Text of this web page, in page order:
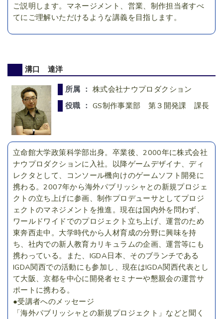
ご説明します。マネージメント、営業、制作担当者すべ
てにご理解いただけるような講義を目指します。
溝口 達洋
所属 ： 株式会社ナウプロダクション
役職 ： GS制作事業部 第３開発課 課長
立命館大学政策科学部出身。卒業後、2000年に株式会社
ナウプロダクションに入社。以降ゲームデザイナ、ディ
レクタとして、コンソール機向けのゲームソフト開発に
携わる。2007年から海外パブリッシャとの新規プロジェ
クトの立ち上げに参画、制作プロデューサとしてプロジ
ェクトのマネジメントを推進。現在は国内外を問わず、
ワールドワイドでのプロジェクト立ち上げ、運営のため
東奔西走中。大学時代から人材育成の分野に興味を持
ち、社内での新人教育カリキュラムの企画、運営等にも
携わっている。また、IGDA日本、そのブランチである
IGDA関西での活動にも参加し、現在はIGDA関西代表とし
て大阪、京都を中心に開発者セミナーや懇親会の運営サ
ポートに携わる。
●受講者へのメッセージ
「海外パブリッシャとの新規プロジェクト」などと聞く